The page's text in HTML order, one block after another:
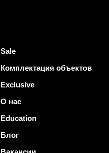
Sale
Комплектация объектов
Exclusive
О нас
Education
Блог